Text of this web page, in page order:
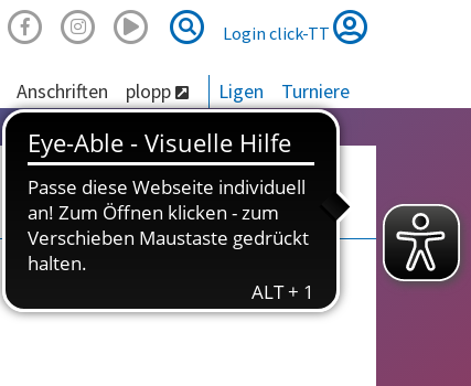
Suche
Suche
Login click-TT
Anschriften plopp Ligen Turniere